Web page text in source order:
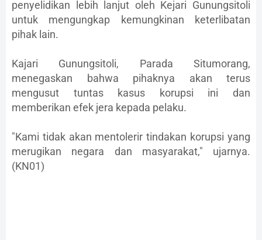
penyelidikan lebih lanjut oleh Kejari Gunungsitoli
untuk mengungkap kemungkinan keterlibatan
pihak lain.
Kajari Gunungsitoli, Parada Situmorang,
menegaskan bahwa pihaknya akan terus
mengusut tuntas kasus korupsi ini dan
memberikan efek jera kepada pelaku.
"Kami tidak akan mentolerir tindakan korupsi yang
merugikan negara dan masyarakat," ujarnya.
(KN01)